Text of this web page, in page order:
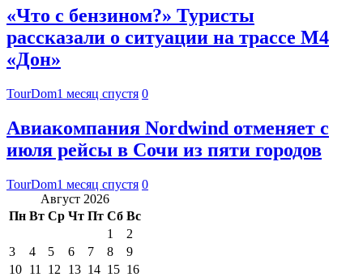
«Что с бензином?» Туристы
рассказали о ситуации на трассе М4
«Дон»
TourDom1 месяц спустя 0
Авиакомпания Nordwind отменяет с
июля рейсы в Сочи из пяти городов
TourDom1 месяц спустя 0
Август 2026
Пн Вт Ср Чт Пт Сб Вс
1
2
3
4 5 6 7 8
9
10 11 12 13 14 15 16